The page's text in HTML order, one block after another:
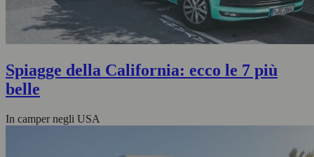
Spiagge della California: ecco le 7 più
belle
In camper negli USA